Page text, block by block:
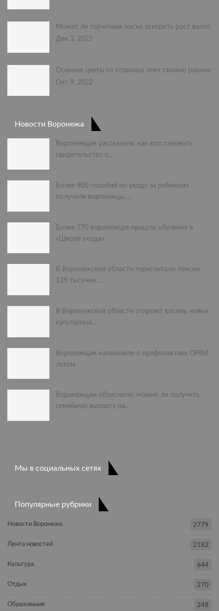
Может ли горчичная маска ускорить рост волос
Дек 3, 2022
Осенние цветы из атласных лент своими руками
Окт 9, 2022
Новости Воронежа
Воронежцам рассказали, как восстановить
свидетельство о…
Более 900 пособий по уходу за ребенком
получили воронежцы,…
Более 770 воронежцев прошли обучение в
«Школе ухода»
В Воронежской области пересчитали пенсии
139 тысячам…
В Воронежской области откроют восемь новых
культурных…
Воронежцам напомнили о профилактике ОРВИ
летом
Воронежцам объяснили, можно ли получить
семейную выплату на…
Мы в социальных сетях
Популярные рубрики
Новости Воронежа 2779
Лента новостей 2182
Культура 644
Отдых 270
Образование 248